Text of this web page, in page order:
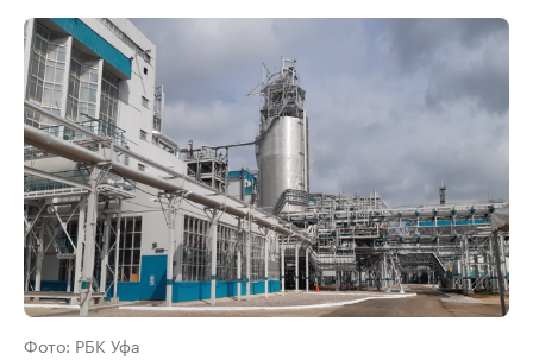
Фото: РБК Уфа